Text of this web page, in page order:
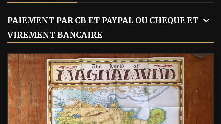
PAIEMENT PAR CB ET PAYPAL OU CHEQUE ET
VIREMENT BANCAIRE